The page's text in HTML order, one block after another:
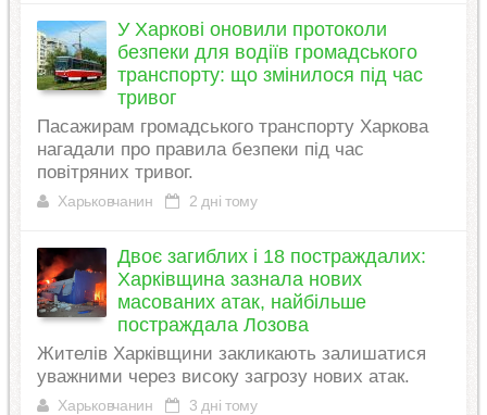
У Харкові оновили протоколи
безпеки для водіїв громадського
транспорту: що змінилося під час
тривог
Пасажирам громадського транспорту Харкова
нагадали про правила безпеки під час
повітряних тривог.
Харьковчанин 2 дні тому
Двоє загиблих і 18 постраждалих:
Харківщина зазнала нових
масованих атак, найбільше
постраждала Лозова
Жителів Харківщини закликають залишатися
уважними через високу загрозу нових атак.
Харьковчанин 3 дні тому